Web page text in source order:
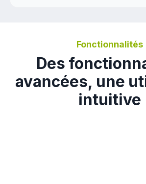
Fonctionnalités
Des
avancées, une
intuitive